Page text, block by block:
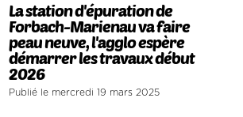
La station d'épuration de
Forbach-Marienau va faire
peau neuve, l'agglo espère
démarrer les travaux début
2026
Publié le mercredi 19 mars 2025